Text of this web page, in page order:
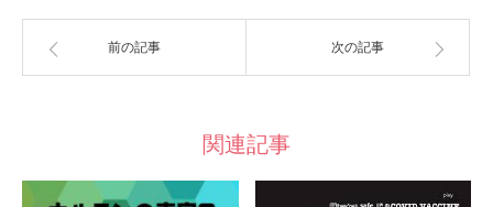
前の記事 次の記事
関連記事